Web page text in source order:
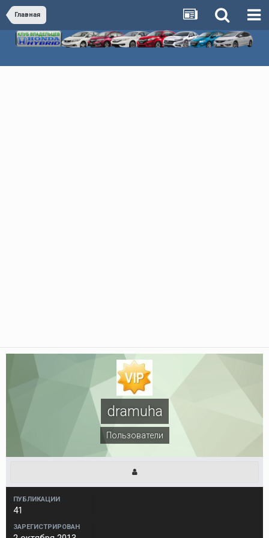
Главная
dramuha
Пользователи
ПУБЛИКАЦИИ
41
ЗАРЕГИСТРИРОВАН